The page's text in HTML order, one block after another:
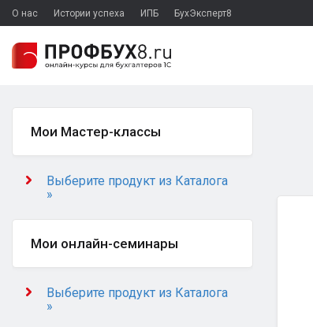
О нас Истории успеха ИПБ БухЭксперт8
Мои Мастер-классы
Выберите продукт из Каталога
»
Мои онлайн-семинары
Выберите продукт из Каталога
»